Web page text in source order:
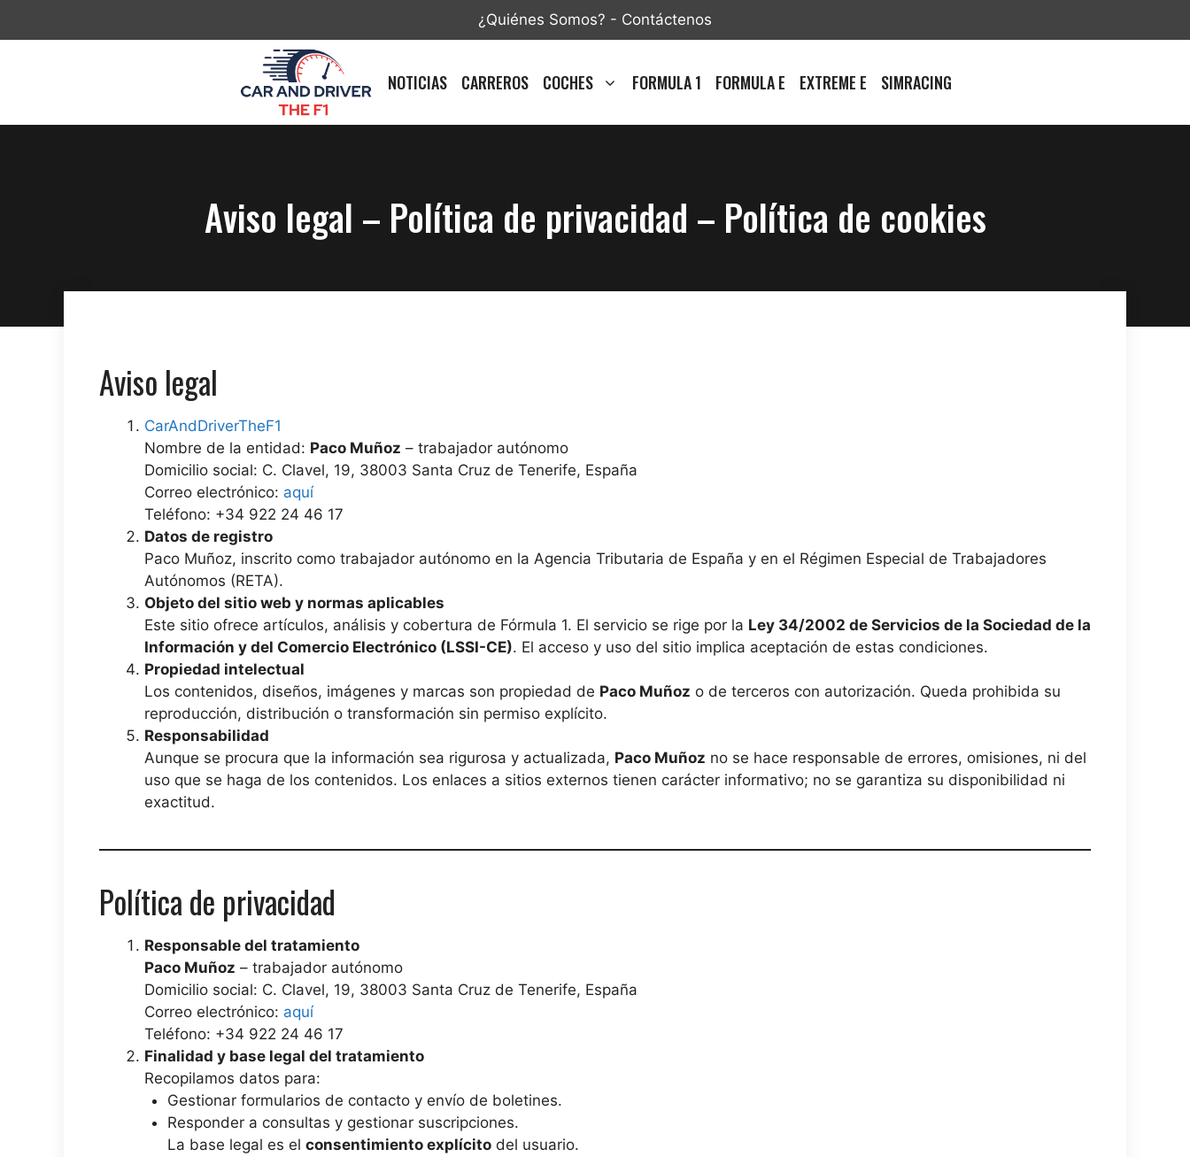
¿Quiénes Somos? - Contáctenos
NOTICIAS CARREROS COCHES FORMULA 1 FORMULA E EXTREME E SIMRACING
Aviso legal – Política de privacidad – Política de cookies
Aviso legal
CarAndDriverTheF1
Nombre de la entidad: Paco Muñoz – trabajador autónomo
Domicilio social: C. Clavel, 19, 38003 Santa Cruz de Tenerife, España
Correo electrónico: aquí
Teléfono: +34 922 24 46 17
Datos de registro
Paco Muñoz, inscrito como trabajador autónomo en la Agencia Tributaria de España y en el Régimen Especial de Trabajadores
Autónomos (RETA).
Objeto del sitio web y normas aplicables
Este sitio ofrece artículos, análisis y cobertura de Fórmula 1. El servicio se rige por la Ley 34/2002 de Servicios de la Sociedad de la
Información y del Comercio Electrónico (LSSI-CE). El acceso y uso del sitio implica aceptación de estas condiciones.
Propiedad intelectual
Los contenidos, diseños, imágenes y marcas son propiedad de Paco Muñoz o de terceros con autorización. Queda prohibida su
reproducción, distribución o transformación sin permiso explícito.
Responsabilidad
Aunque se procura que la información sea rigurosa y actualizada, Paco Muñoz no se hace responsable de errores, omisiones, ni del
uso que se haga de los contenidos. Los enlaces a sitios externos tienen carácter informativo; no se garantiza su disponibilidad ni
exactitud.
Política de privacidad
Responsable del tratamiento
Paco Muñoz – trabajador autónomo
Domicilio social: C. Clavel, 19, 38003 Santa Cruz de Tenerife, España
Correo electrónico: aquí
Teléfono: +34 922 24 46 17
Finalidad y base legal del tratamiento
Recopilamos datos para:
Gestionar formularios de contacto y envío de boletines.
Responder a consultas y gestionar suscripciones.
La base legal es el consentimiento explícitodel usuario.